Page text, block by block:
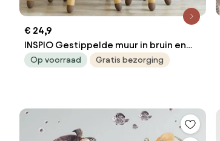
€ 24,9
INSPIO Gestippelde muur in bruin en
roze
Op voorraad Gratis bezorging